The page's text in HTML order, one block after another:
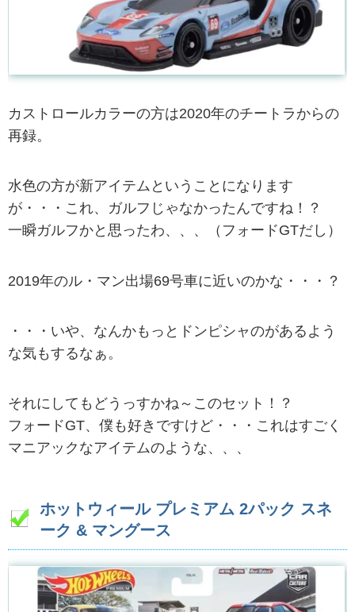
カストロールカラーの方は2020年のチートラからの
再録。
水色の方が新アイテムということになります
が・・・これ、ガルフじゃなかったんですね！？
一瞬ガルフかと思ったわ、、、（フォードGTだし）
2019年のル・マン出場69号車に近いのかな・・・？
・・・いや、なんかもっとドンピシャのがあるよう
な気もするなぁ。
それにしてもどうっすかね～このセット！？
フォードGT、僕も好きですけど・・・これはすごく
マニアックなアイテムのような、、、
ホットウィール プレミアム 2パック スネ
ーク & マングース